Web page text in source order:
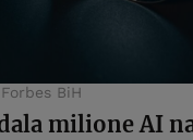
Forbes BiH
milione AI